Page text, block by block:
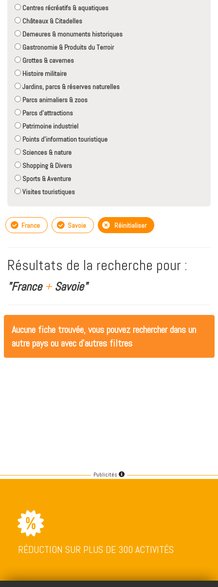
Centres récréatifs & aquatiques
Châteaux & Citadelles
Demeures & monuments historiques
Gastronomie & Produits du Terroir
Grottes & cavernes
Histoire militaire
Jardins, parcs & réserves naturelles
Parcs animaliers & zoos
Parcs d'attractions
Patrimoine industriel
Points d'information touristique
Sciences & nature
Shopping & Divers
Sports & Aventure
Visites touristiques
France Savoie Réinitialiser
Résultats de la recherche pour :
"France +Savoie"
Aucune fiche trouvée, vous pouvez rechercher dans un
autre pays ou avec d'autres filtres
Publicités
RÉDUCTION SUR PLUS DE 300 ACTIVITÉS